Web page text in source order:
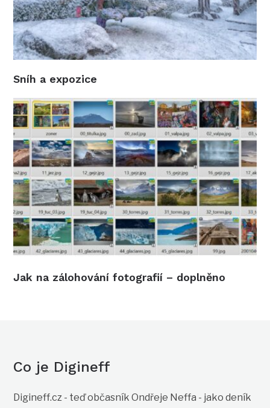
Sníh a expozice
Jak na zálohování fotografií – doplněno
Co je Digineff
Digineff.cz - teď občasník Ondřeje Neffa - jako deník